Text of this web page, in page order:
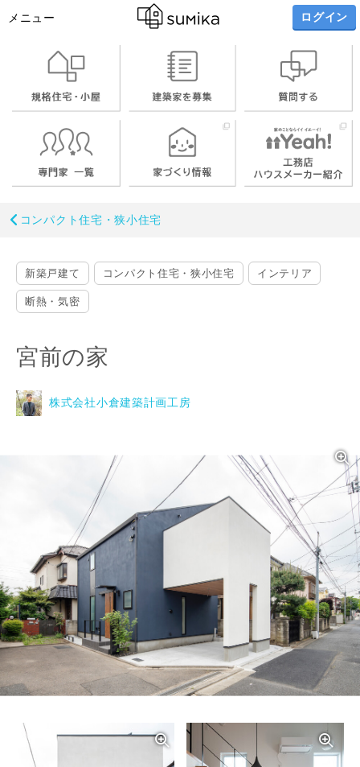
メニュー ログイン
コンパクト住宅・狭小住宅
新築戸建て コンパクト住宅・狭小住宅 インテリア
断熱・気密
宮前の家
株式会社小倉建築計画工房
写真を拡大する